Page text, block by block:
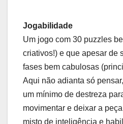
Jogabilidade
Um jogo com 30 puzzles
criativos!) e que apesar de
fases bem cabulosas
Aqui não adianta só
um mínimo de destreza
movimentar e deixar a
misto de inteligência e